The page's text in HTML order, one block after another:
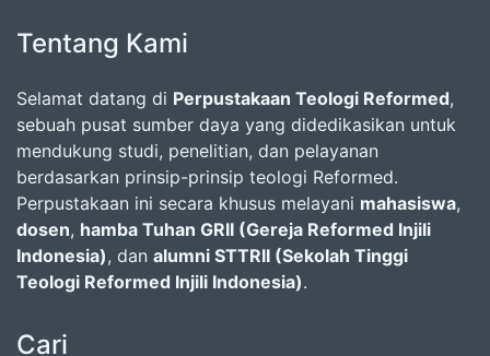
Tentang Kami
Selamat datang di Perpustakaan Teologi Reformed,
sebuah pusat sumber daya yang didedikasikan untuk
mendukung studi, penelitian, dan pelayanan
berdasarkan prinsip-prinsip teologi Reformed.
Perpustakaan ini secara khusus melayani mahasiswa,
dosen, hamba Tuhan GRII (Gereja Reformed Injili
Indonesia), dan alumni STTRII (Sekolah Tinggi
Teologi Reformed Injili Indonesia).
Cari